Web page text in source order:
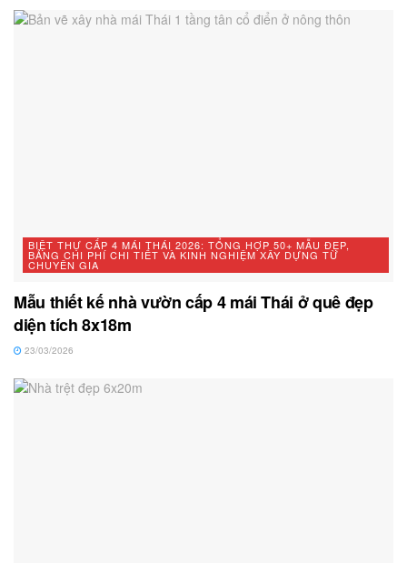
BIỆT THỰ CẤP 4 MÁI THÁI 2026: TỔNG HỢP 50+ MẪU ĐẸP,
BẢNG CHI PHÍ CHI TIẾT VÀ KINH NGHIỆM XÂY DỰNG TỪ
CHUYÊN GIA
Mẫu thiết kế nhà vườn cấp 4 mái Thái ở quê đẹp
diện tích 8x18m
23/03/2026